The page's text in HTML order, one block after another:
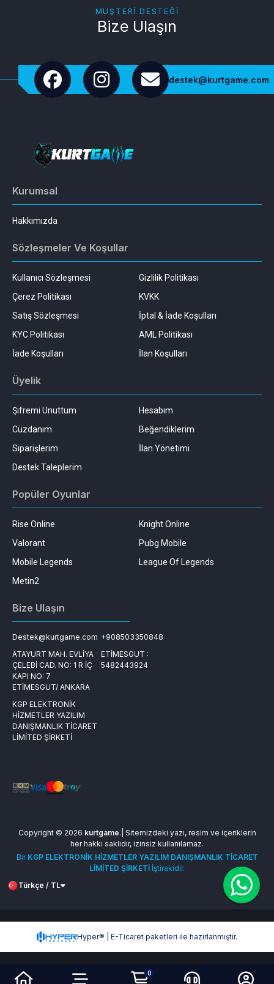
0
MÜŞTERI DESTEĞI
Bize Ulaşın
destek@kurtgame.com
Kurumsal
Hakkımızda
Sözleşmeler Ve Koşullar
Kullanıcı Sözleşmesi
Gizlilik Politikası
Çerez Politikası
KVKK
Satış Sözleşmesi
İptal & İade Koşulları
KYC Politikası
AML Politikası
İade Koşulları
İlan Koşulları
Üyelik
Şifremi Unuttum
Hesabım
Cüzdanım
Beğendiklerim
Siparişlerim
İlan Yönetimi
Destek Taleplerim
Popüler Oyunlar
Rise Online
Knight Online
Valorant
Pubg Mobile
Mobile Legends
League Of Legends
Metin2
Bize Ulaşın
Destek@kurtgame.com +908503350848
ATAYURT MAH. EVLİYA
ÇELEBİ CAD. NO: 1 R İÇ
KAPI NO: 7
ETİMESGUT/ ANKARA
ETİMESGUT :
5482443924
KGP ELEKTRONİK
HİZMETLER YAZILIM
DANIŞMANLIK TİCARET
LİMİTED ŞİRKETİ
Copyright © 2026 kurtgame.| Sitemizdeki yazı, resim ve içeriklerin
her hakkı saklıdır, izinsiz kullanılamaz.
Bir KGP ELEKTRONİK HİZMETLER YAZILIM DANIŞMANLIK TİCARET
LİMİTED ŞİRKETİ İştirakidir.
Türkçe / TL
Hyper® | E-Ticaret paketleri ile hazırlanmıştır.